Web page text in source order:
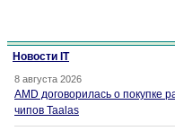
Новости IT
8 августа 2026
AMD договорилась о покупке
чипов Taalas